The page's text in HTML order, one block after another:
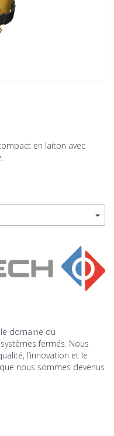
en laiton avec
domaine du
fermés. Nous
l’innovation et le
nous sommes devenus